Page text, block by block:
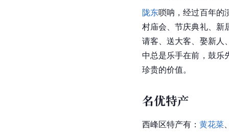
陇东唢呐，经过百年的
村庙会、节庆典礼、新
请客、送大客、娶新人
中总是乐手在前，鼓乐
珍贵的价值。
名优特产
西峰区特产有： 黄花菜